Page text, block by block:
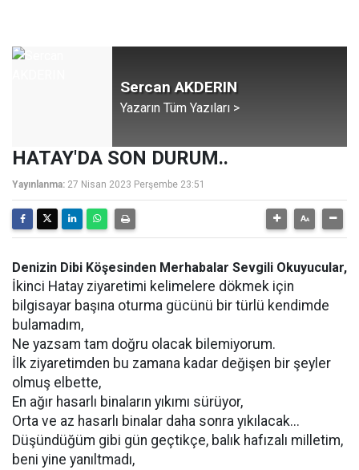
Sercan AKDERIN
Yazarın Tüm Yazıları >
HATAY'DA SON DURUM..
Yayınlanma: 27 Nisan 2023 Perşembe 23:51
Denizin Dibi Köşesinden Merhabalar Sevgili Okuyucular,
İkinci Hatay ziyaretimi kelimelere dökmek için
bilgisayar başına oturma gücünü bir türlü kendimde
bulamadım,
Ne yazsam tam doğru olacak bilemiyorum.
İlk ziyaretimden bu zamana kadar değişen bir şeyler
olmuş elbette,
En ağır hasarlı binaların yıkımı sürüyor,
Orta ve az hasarlı binalar daha sonra yıkılacak...
Düşündüğüm gibi gün geçtikçe, balık hafızalı milletim,
beni yine yanıltmadı,